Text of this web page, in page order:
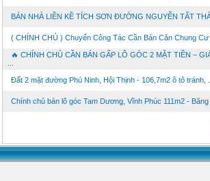
BÁN NHÀ LIỀN KỀ TÍCH SƠN ĐƯỜNG NGUYỄN TẤT
( CHÍNH CHỦ ) Chuyển Công Tác Cần Bán Căn Chung Cư
🔥 CHÍNH CHỦ CẦN BÁN GẤP LÔ GÓC 2 MẶT TIỀN –
Đất 2 mặt đường Phú Ninh, Hội Thịnh - 106,7m2 ô tô tránh, ...
Chính chủ bán lô góc Tam Dương, Vĩnh Phúc 111m2 - Băng